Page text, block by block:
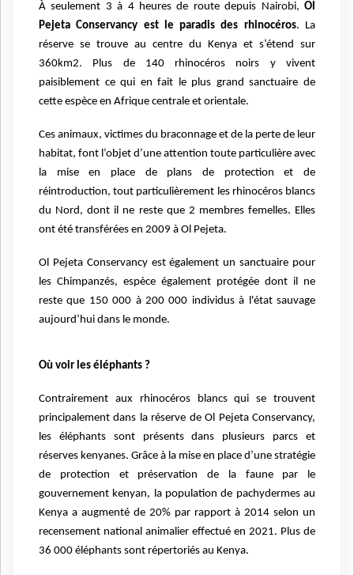
À seulement 3 à 4 heures de route depuis Nairobi, Ol
Pejeta Conservancy est le paradis des rhinocéros. La
réserve se trouve au centre du Kenya et s’étend sur
360km2. Plus de
140 rhinocéros noirs
y vivent
paisiblement ce qui en fait le plus grand sanctuaire de
cette espèce en Afrique centrale et orientale.
Ces animaux, victimes du braconnage et de la perte de leur
habitat, font l’objet d’une attention toute particulière avec
la mise en place de plans de protection et de
réintroduction, tout particulièrement les rhinocéros blancs
du Nord, dont il ne reste que 2 membres femelles. Elles
ont été transférées en 2009 à Ol Pejeta.
Ol Pejeta Conservancy est également un sanctuaire pour
les Chimpanzés, espèce également protégée dont il ne
reste que 150 000 à 200 000 individus à l'état sauvage
aujourd’hui dans le monde.
Où voir les éléphants ?
Contrairement aux rhinocéros blancs qui se trouvent
principalement dans la réserve de Ol Pejeta Conservancy,
les éléphants sont présents dans plusieurs parcs et
réserves kenyanes. Grâce à la mise en place d’une stratégie
de protection et préservation de la faune par le
gouvernement kenyan, la population de pachydermes au
Kenya a augmenté de 20% par rapport à 2014 selon un
recensement national animalier effectué en 2021. Plus de
36 000 éléphants sont répertoriés au Kenya.